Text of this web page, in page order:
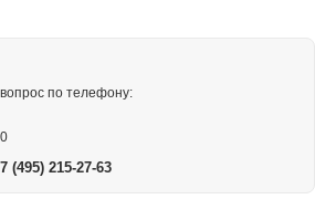
по телефону:
(495) 215-27-63